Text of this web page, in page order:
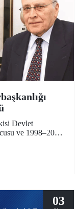
Devlet
ve 1998–2001
Ödülleri’nde
03